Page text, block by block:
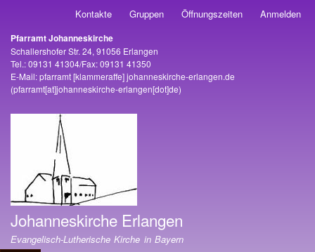
Kontakte Gruppen Öffnungszeiten Anmelden
Adresse
Pfarramt Johanneskirche
Schallershofer Str. 24, 91056 Erlangen
Tel.: 09131 41304/Fax: 09131 41350
E-Mail:pfarramt[klammeraffe]johanneskirche-erlangen.de
(pfarramt[at]johanneskirche-erlangen[dot]de)
Johanneskirche Erlangen
Evangelisch-Lutherische Kirche in Bayern